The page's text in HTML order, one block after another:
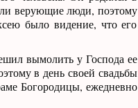
верующие люди, поэтому
было видение, что его
вымолить у Господа ее
в день своей свадьбы
Богородицы, ежедневно